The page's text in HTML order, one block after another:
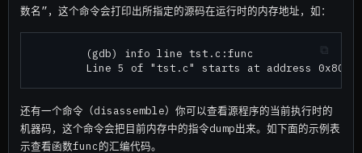
数名”，这个命令会打印出所指定的源码在运行时的内存地址，如：
        (gdb) info line tst.c:func
还有一个命令（disassemble）你可以查看源程序的当前执行时的
机器码，这个命令会把目前内存中的指令dump出来。如下面的示例表
示查看函数func的汇编代码。